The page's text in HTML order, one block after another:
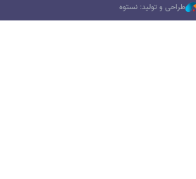
طراحی و تولید: نستوه